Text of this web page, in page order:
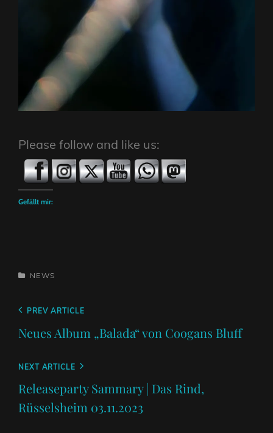
Please follow and like us:
Gefällt mir:
CATEGORIES
NEWS
Beitragsnavigation
Previous
PREV ARTICLE
Neues Album „Balada“ von Coogans Bluff
Next
Post
NEXT ARTICLE
Releaseparty Sammary | Das Rind,
Rüsselsheim 03.11.2023